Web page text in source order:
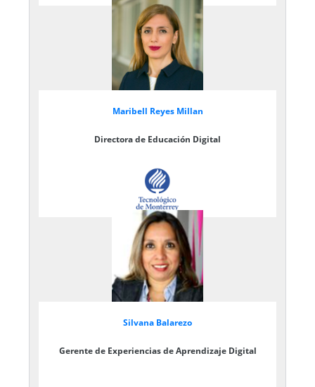
Maribell Reyes Millan
Directora de Educación Digital
Silvana Balarezo
Gerente de Experiencias de Aprendizaje Digital